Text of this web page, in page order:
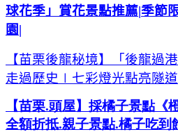
球花季」賞花景點推薦|季節
園|
【苗栗後龍秘境】「後龍過
走過歷史 ∣ 七彩燈光點亮隧
【苗栗.頭屋】採橘子景點《
全額折抵.親子景點.橘子吃到